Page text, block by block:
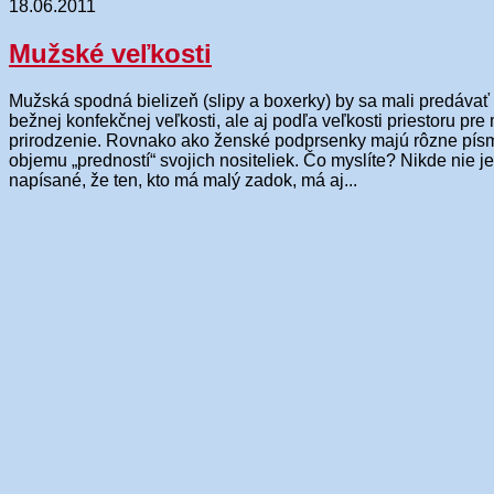
18.06.2011
Mužské veľkosti
Mužská spodná bielizeň (slipy a boxerky) by sa mali
bežnej konfekčnej veľkosti, ale aj podľa veľkosti priestoru pre
prirodzenie. Rovnako ako ženské podprsenky majú rôzne
objemu „predností“ svojich nositeliek. Čo myslíte? Nikde nie
napísané, že ten, kto má malý zadok, má aj...